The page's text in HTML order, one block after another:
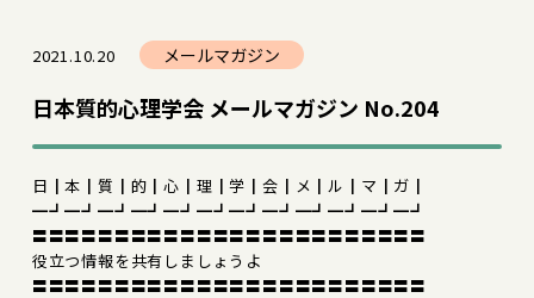
2021.10.20 メールマガジン
日本質的心理学会 メールマガジン No.204
日┃本┃質┃的┃心┃理┃学┃会┃メ┃ル┃マ┃ガ┃
━┛━┛━┛━┛━┛━┛━┛━┛━┛━┛━┛━┛
〓〓〓〓〓〓〓〓〓〓〓〓〓〓〓〓〓〓〓〓〓〓〓〓
役立つ情報を共有しましょうよ
〓〓〓〓〓〓〓〓〓〓〓〓〓〓〓〓〓〓〓〓〓〓〓〓